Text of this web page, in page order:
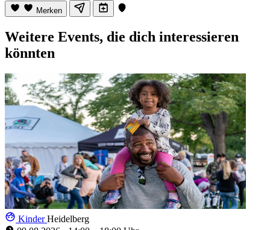
Merken
Weitere Events, die dich interessieren
könnten
KinderHeidelberg